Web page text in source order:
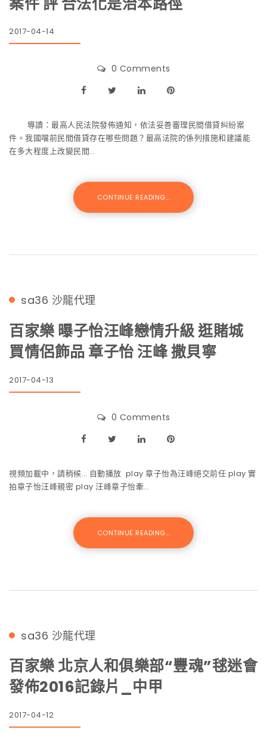
2017-04-14
0 Comments
導讀：最高人民法院發佈通知，依法妥善審理民間借貸糾紛案
件。我國噹前民間借貸存在哪些問題？最高法院的係列措施和建議能
在多大程度上改變民間…
CONTINUE READING...
sa36 沙龍代理
百家樂 曝子怡汪峰戀情升級 逛賭城
買情侶飾品 章子怡 汪峰 撒貝寧
2017-04-13
0 Comments
視頻加載中，請稍候… 自動播放 play 章子怡為汪峰絕交前任 play 實
拍章子怡汪峰親密 play 汪峰章子怡牽…
CONTINUE READING...
sa36 沙龍代理
百家樂 北京人和俱樂部“豐魂”毬迷會
發佈2016記錄片_中甲
2017-04-12